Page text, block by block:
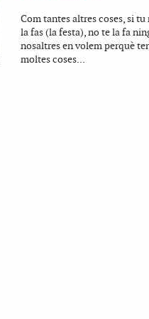
Com tantes altres coses, si tu
la fas (la festa), no te la fa
nosaltres en volem perquè
moltes coses...